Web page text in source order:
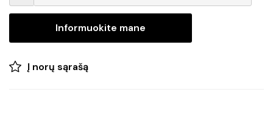
Informuokite mane
Į norų sąrašą